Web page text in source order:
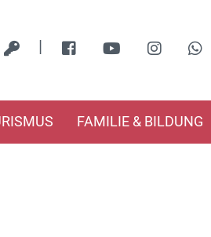
|
FAMILIE & BILDUNG